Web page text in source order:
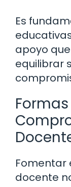
Es
apoyo
equilibrar
Fomentar
docente